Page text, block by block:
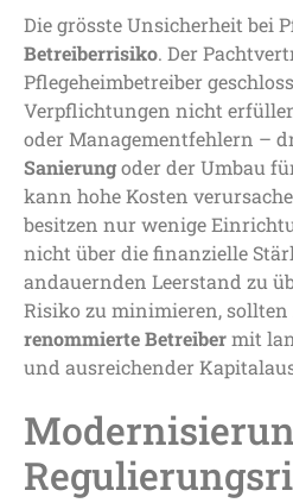
Die grösste Unsicherheit bei
Betreiberrisiko. Der
Pflegeheimbetreiber
Verpflichtungen nicht
oder Managementfehlern –
Sanierungoder der Umbau
kann hohe Kosten
besitzen nur wenige
nicht über die finanzielle
andauernden Leerstand zu
Risiko zu minimieren,
renommierte Betreibermit
und ausreichender